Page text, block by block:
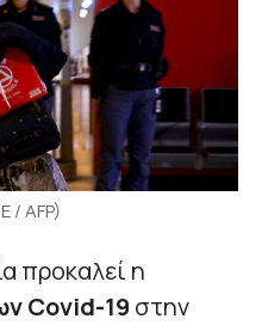
/ AFP)
προκαλεί η
Covid-19 στην